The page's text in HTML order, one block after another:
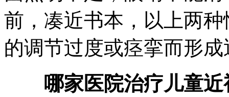
前，凑近书本，以上两
的调节过度或痉挛而形
哪家医院治疗儿童近